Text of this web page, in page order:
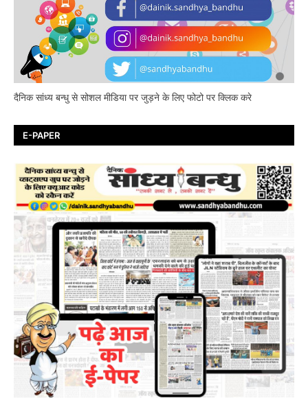
दैनिक सांध्य बन्धु से सोशल मीडिया पर जुड़ने के लिए फोटो पर क्लिक करे
E-PAPER